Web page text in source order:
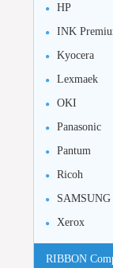
HP
INK
Kyocera
Lexmaek
OKI
Panasonic
Pantum
Ricoh
SAMSUNG
Xerox
RIBBON